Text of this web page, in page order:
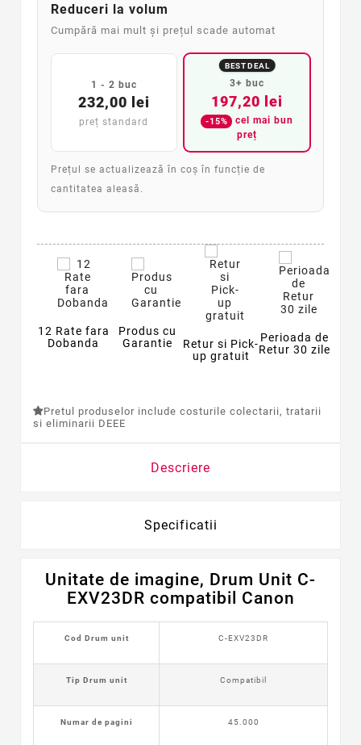
Reduceri la volum
Cumpără mai mult și prețul scade automat
1 - 2 buc
232,00 lei
preț standard
BEST DEAL
3+ buc
197,20 lei
-15%
cel mai bun
preț
Prețul se actualizează în coș în funcție de
cantitatea aleasă.
12 Rate fara
Dobanda
Produs cu
Garantie
Retur si Pick-
up gratuit
Perioada de
Retur 30 zile
Pretul produselor include costurile colectarii, tratarii
si eliminarii DEEE
Descriere
Specificatii
Unitate de imagine, Drum Unit C-
EXV23DR compatibil Canon
Cod Drum unit C-EXV23DR
Tip Drum unit Compatibil
Numar de pagini 45.000